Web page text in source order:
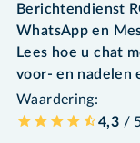
Berichtendienst
WhatsApp en
Lees hoe u chat
voor- en nadelen
Waardering:
4,3 /